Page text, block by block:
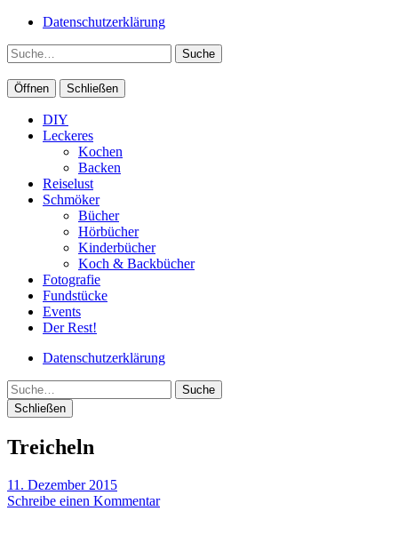
Datenschutzerklärung
Suche
Öffnen Schließen
DIY
Leckeres
Kochen
Backen
Reiselust
Schmöker
Bücher
Hörbücher
Kinderbücher
Koch & Backbücher
Fotografie
Fundstücke
Events
Der Rest!
Datenschutzerklärung
Suche
Schließen
Treicheln
11. Dezember 2015
Schreibe einen Kommentar